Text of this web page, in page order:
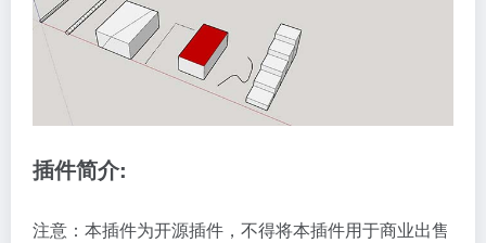
插件简介:
注意：本插件为开源插件，不得将本插件用于商业出售